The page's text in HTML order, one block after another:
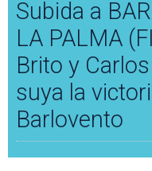
Subida a
LA PALMA
Brito y
suya la
Barlovento